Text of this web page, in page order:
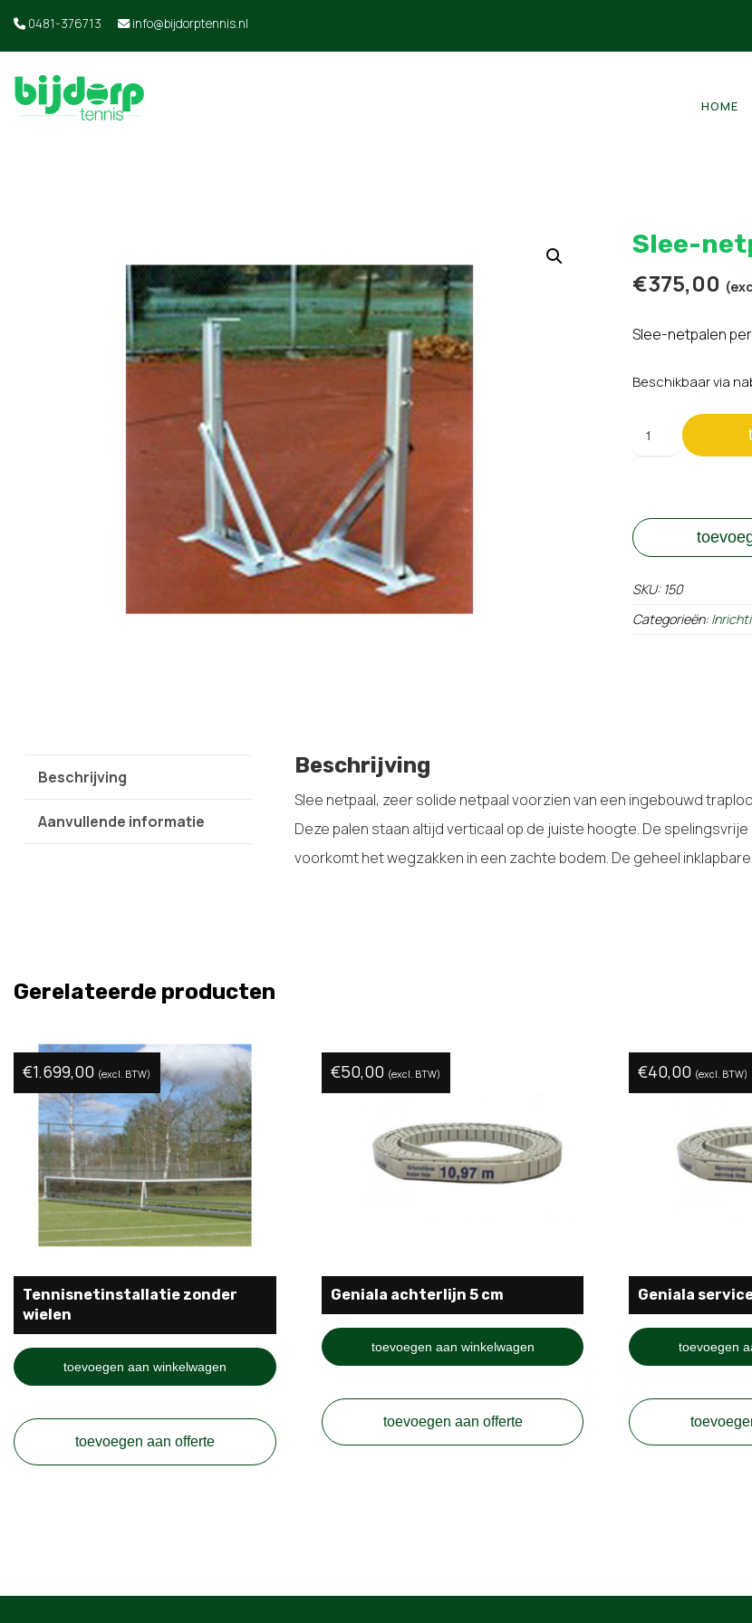
0481-376713 info@bijdorptennis.nl
HOME
Slee-
€375,00
Slee-netpalen
Beschikbaar via
netpalen
SKU: 150
Categorieën:
Beschrijving
Aanvullende informatie
Beschrijving
Slee netpaal, zeer solide netpaal voorzien van een ingebouwd
Deze palen staan altijd verticaal op de juiste hoogte. De
voorkomt het wegzakken in een zachte bodem. De geheel
Gerelateerde producten
Tennisnetinstallatie zonder
wielen
€1.699,00 (excl. BTW)
toevoegen aan winkelwagen
toevoegen aan offerte
Geniala achterlijn 5 cm
€50,00 (excl. BTW)
toevoegen aan winkelwagen
toevoegen aan offerte
Geniala
€40,00 (excl. BTW)
toevoegen